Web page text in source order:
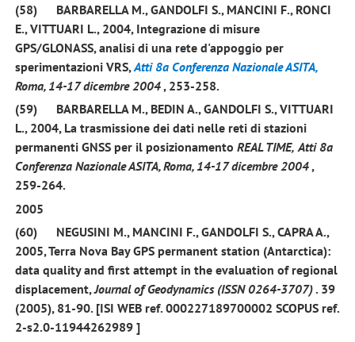
(58)
BARBARELLA M., GANDOLFI S.,MANCINI F., RONCI
E., VITTUARI L., 2004, Integrazione di misure
GPS/GLONASS, analisi di una rete d'appoggio per
sperimentazioni VRS, Atti 8a Conferenza Nazionale ASITA,
Roma, 14-17 dicembre 2004, 253-258.
(59)
BARBARELLA M., BEDIN A.,GANDOLFI S.,VITTUARI
L., 2004,La trasmissione dei dati nelle reti di stazioni
permanenti GNSS per il posizionamento REAL TIME, Atti 8a
Conferenza Nazionale ASITA, Roma, 14-17 dicembre 2004,
259-264.
2005
(60)
NEGUSINI M., MANCINI F., GANDOLFI S., CAPRA A.,
2005, Terra Nova Bay GPS permanent station (Antarctica):
data quality and first attempt in the evaluation of regional
displacement,Journal of Geodynamics(ISSN 0264-3707). 39
(2005), 81-90. [ISI WEB ref. 000227189700002 SCOPUS ref.
2-s2.0-11944262989 ]